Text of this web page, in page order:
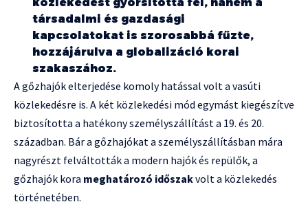
társadalmi és gazdasági
kapcsolatokat is szorosabbá fűzte,
hozzájárulva a globalizáció korai
szakaszához.
A gőzhajók elterjedése komoly hatással volt a vasúti
közlekedésre is. A két közlekedési mód egymást kiegészítve
biztosította a hatékony személyszállítást a 19. és 20.
században. Bár a gőzhajókat a személyszállításban mára
nagyrészt felváltották a modern hajók és repülők, a
gőzhajók kora meghatározó időszakvolt a közlekedés
történetében.